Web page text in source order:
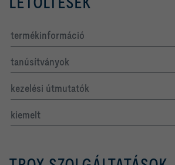
termékinformáció
tanúsítványok
kezelési útmutatók
kiemelt